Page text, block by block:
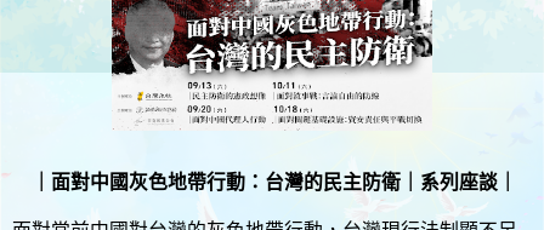
｜面對中國灰色地帶行動：台灣的民主防衛｜系列座談｜